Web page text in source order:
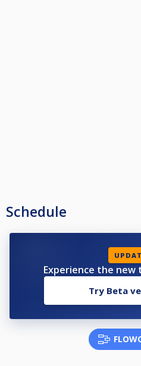
Schedule
Experience the new
Try Beta